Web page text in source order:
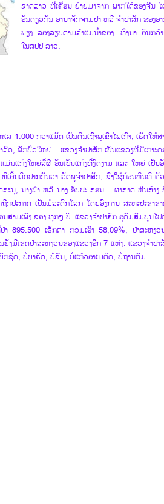
ຊາດລາວ ທີ່ເຄື່ອນ ຍ້າຍມາຈາກ ພາກໃຕ້ຂອງຈີນ
ອັນດຽວກັນ ອານາຈັກຈາມປາ ຫລື ຈຳປາສັກ ຂອງອ
ພຽງ ລ່ອງລຽບຕາມລຳແມ່ນ້ຳຂອງ. ທົ່ງນາ ອັນກ
ໃນສປປ ລາວ.
ເລ 1.000 ກວ່າແມັດ ເປັນດິນເຖົ່າພູເຂົາໄຟເກົ່າ, ເຮັດໃ
ລົດ, ຜັກບົ່ວໃຫຍ່... ແຂວງຈຳປາສັກ ເປັນແຂວງທີ່ມີເກາ
ແກ້ງໃຫຍ່ລີ່ຜີ ອັນເປັນແກ້ງທີ່ງົດງາມ ແລະ ໃຫຍ່ ເປັນ
ເອີ້ນຕິດປາກກັນວ່າ ວັດພູຈຳປາສັກ, ຊຶ່ງໃຊ້ກ້ອນຫີນທີ່ ຄັວ
ະນຸ, ນາງຟ້າ ຫລື ນາງ ອັບປະ ສອນ... ຜາສາດ ຫີນສ້າ
ປະກາດ ເປັນມໍລະດົກໂລກ ໂດຍອົງການ ສະຫະປະຊາຊ
າມເພັງ ຂອງ ທຸກໆ ປີ. ແຂວງ​ຈຳ​ປາ​ສັກ​ ອຸ​ດົມ​ສົມ​ບູນ​ໄ
895.500 ​ເຮັກ​ຕາ ກວມ​ເອົາ 58,09%, ​ປ່າ​ສະ​ຫງວ
ງ​ມີ​ເຂດ​ປ່າ​ສະ​ຫງວນ​ຂອງ​ແຂວງ​ອີກ 7 ແຫ່ງ. ແຂວງ​ຈຳ​ປ
ກ​ຊິດ​, ບໍ່​ບາ​ຣິດ​, ບໍ່​ຊືນ​, ບໍ່​ແກ້ວ​ອາ​ເມ​ຕິດ​, ບໍ່​ຖ່ານ​ຕົມ​.